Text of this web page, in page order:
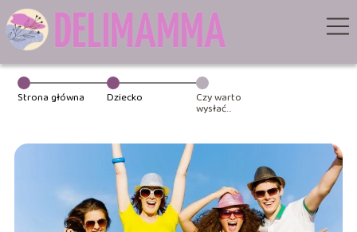
Strona główna Dziecko Czy warto
wysłać
młodzieżowy?